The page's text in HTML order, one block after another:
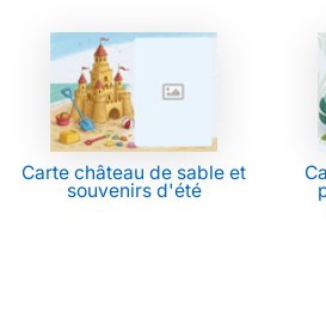
Carte château de sable et
souvenirs d'été